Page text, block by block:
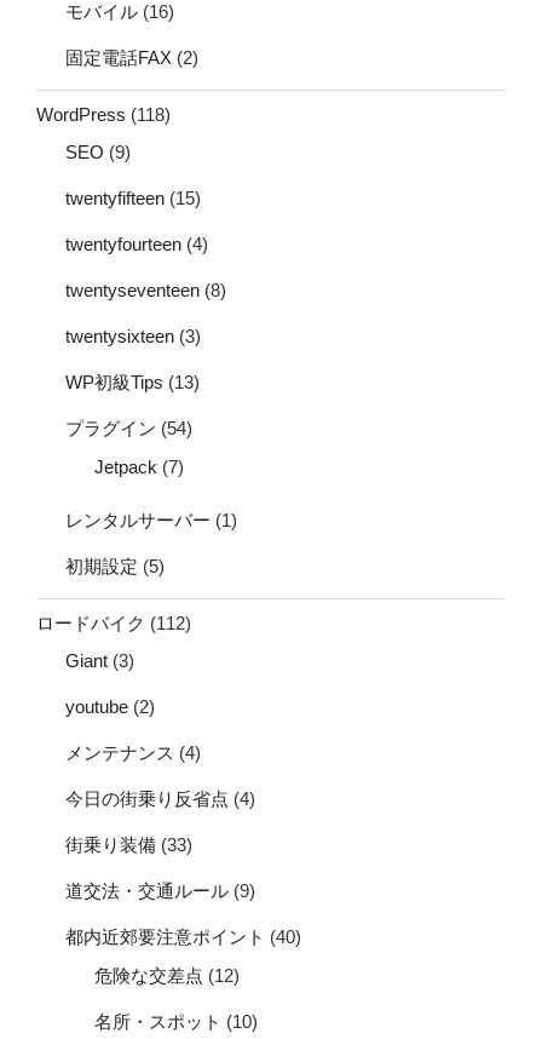
モバイル (16)
固定電話FAX (2)
WordPress (118)
SEO (9)
twentyfifteen (15)
twentyfourteen (4)
twentyseventeen (8)
twentysixteen (3)
WP初級Tips (13)
プラグイン (54)
Jetpack (7)
レンタルサーバー (1)
初期設定 (5)
ロードバイク (112)
Giant (3)
youtube (2)
メンテナンス (4)
今日の街乗り反省点 (4)
街乗り装備 (33)
道交法・交通ルール (9)
都内近郊要注意ポイント (40)
危険な交差点 (12)
名所・スポット (10)